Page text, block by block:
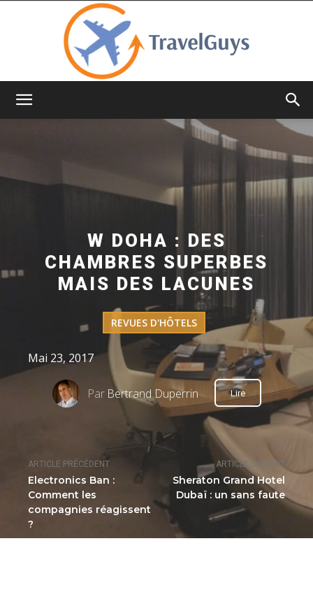
ARTICLE PRÉCÉDENT
Electronics Ban :
Comment les
compagnies réagissent
?
ARTICLE SUIVANT
Sheraton Grand Hotel
Dubaï : un sans faute
W DOHA : DES
CHAMBRES SUPERBES
MAIS DES LACUNES
REVUES D'HÔTELS
Mai 23, 2017
Par Bertrand Duperrin Lire